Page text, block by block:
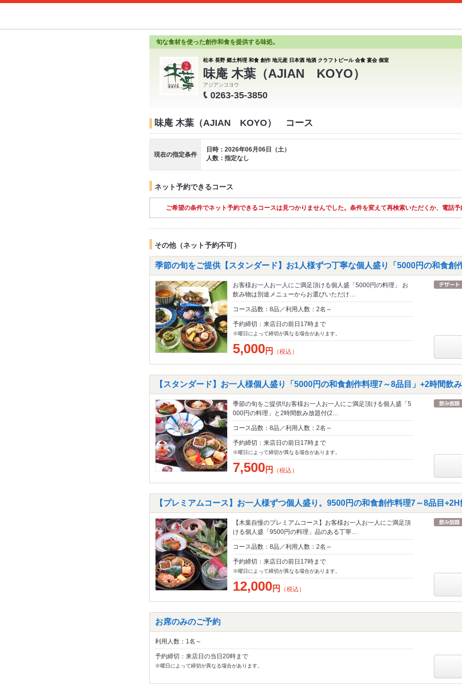
旬な食材を使った創作和食を提供する味処。
松本 長野 郷土料理 和食 創作 地元産 日本酒 地酒 クラフトビール 会食 宴会 個室
味庵 木葉（AJIAN KOYO）
アジアンコヨウ
0263-35-3850
味庵 木葉（AJIAN KOYO） コース
現在の指定条件
日時：2026年06月06日（土）
人数：指定なし
ネット予約できるコース
ご希望の条件でネット予約できるコースは見つかりませんでした。条件を変えて再検索いただくか、電話予
その他（ネット予約不可）
季節の旬をご提供【スタンダード】お1人様ずつ丁寧な個人盛り「5000円の和食創
お客様お一人お一人にご満足頂ける個人盛「5000円の料理」 お
飲み物は別途メニューからお選びいただけ…
コース品数：8品／利用人数：2名～
予約締切：来店日の前日17時まで
※曜日によって締切が異なる場合があります。
5,000円 （税込）
【スタンダード】お一人様個人盛り「5000円の和食創作料理7～8品目」+2時間飲
季節の旬をご提供!!お客様お一人お一人にご満足頂ける個人盛「5
000円の料理」と2時間飲み放題付(2…
コース品数：8品／利用人数：2名～
予約締切：来店日の前日17時まで
※曜日によって締切が異なる場合があります。
7,500円 （税込）
【プレミアムコース】お一人様ずつ個人盛り。9500円の和食創作料理7～8品目
【木葉自慢のプレミアムコース】お客様お一人お一人にご満足頂
ける個人盛「9500円の料理」品のある丁寧…
コース品数：8品／利用人数：2名～
予約締切：来店日の前日17時まで
※曜日によって締切が異なる場合があります。
12,000円 （税込）
お席のみのご予約
利用人数：1名～
予約締切：来店日の当日20時まで
※曜日によって締切が異なる場合があります。